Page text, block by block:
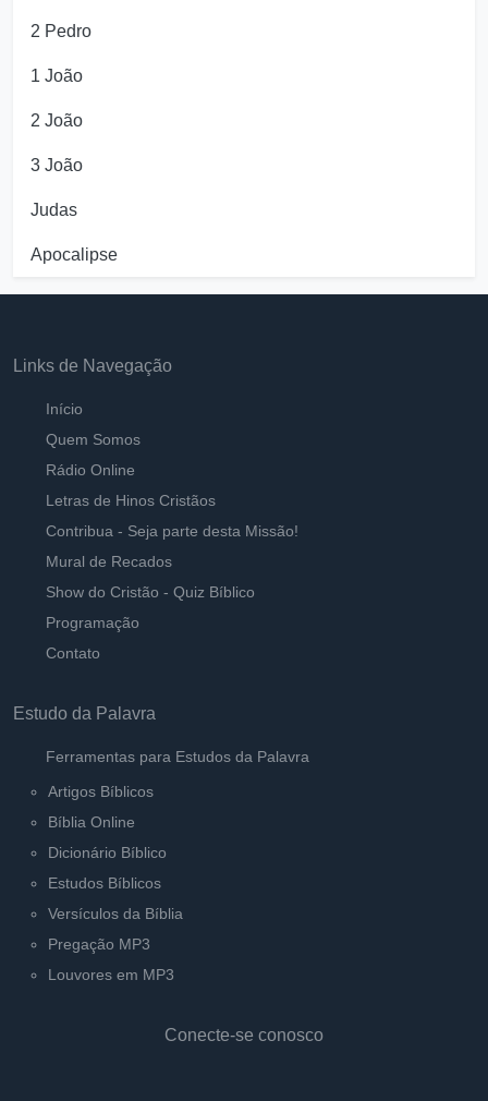
2 Pedro
1 João
2 João
3 João
Judas
Apocalipse
Links de Navegação
Início
Quem Somos
Rádio Online
Letras de Hinos Cristãos
Contribua - Seja parte desta Missão!
Mural de Recados
Show do Cristão - Quiz Bíblico
Programação
Contato
Estudo da Palavra
Ferramentas para Estudos da Palavra
Artigos Bíblicos
Bíblia Online
Dicionário Bíblico
Estudos Bíblicos
Versículos da Bíblia
Pregação MP3
Louvores em MP3
Conecte-se conosco